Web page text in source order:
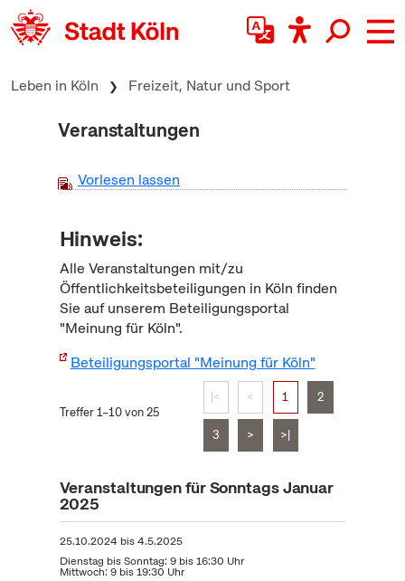
zum Inhalt springen
Leben in Köln Freizeit, Natur und Sport
Veranstaltungen
Vorlesen lassen
Hinweis:
Alle Veranstaltungen mit/zu
Öffentlichkeitsbeteiligungen in Köln finden
Sie auf unserem Beteiligungsportal
"Meinung für Köln".
Beteiligungsportal "Meinung für Köln"
Treffer 1–10 von 25
|< < 1 2
3 > >|
Veranstaltungen für Sonntags Januar
2025
25.10.2024 bis4.5.2025
Dienstag bis Sonntag: 9 bis 16:30 Uhr
Mittwoch: 9 bis 19:30 Uhr